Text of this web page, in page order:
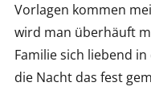
Vorlagen kommen
wird man überhäuft
Familie sich liebend
die Nacht das fest